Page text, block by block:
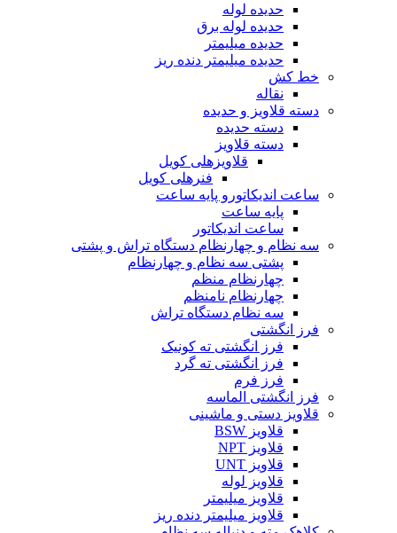
حدیده لوله
حدیده لوله برق
حدیده میلیمتر
حدیده میلیمتر دنده ریز
خط کش
نقاله
دسته قلاویز و حدیده
دسته حدیده
دسته قلاویز
قلاویزهلی کویل
فنرهلی کویل
ساعت اندیکاتورو پایه ساعت
پایه ساعت
ساعت اندیکاتور
سه نظام و چهارنظام دستگاه تراش و پشتی
پشتی سه نظام و چهارنظام
چهارنظام منظم
چهارنظام نامنظم
سه نظام دستگاه تراش
فرز انگشتی
فرز انگشتی ته کونیک
فرز انگشتی ته گرد
فرز فرم
فرز انگشتی الماسه
قلاویز دستی و ماشینی
قلاویز BSW
قلاویز NPT
قلاویز UNT
قلاویز لوله
قلاویز میلیمتر
قلاویز میلیمتر دنده ریز